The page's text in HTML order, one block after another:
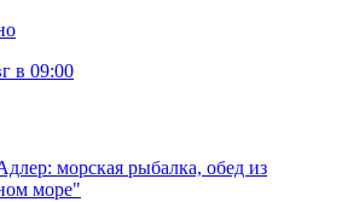
в 09:00